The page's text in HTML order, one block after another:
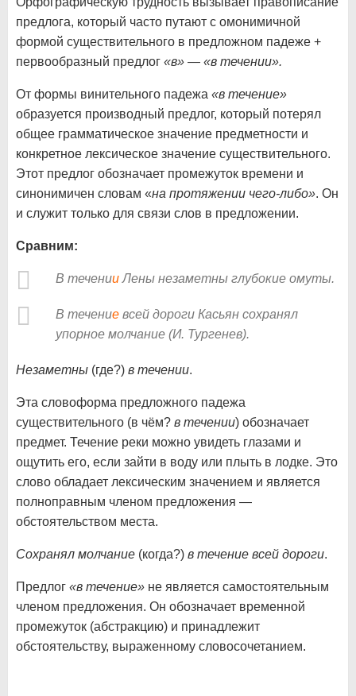
предлога, который часто путают с омонимичной
формой существительного в предложном падеже +
первообразный предлог «в» — «в течении».
От формы винительного падежа «в течение»
образуется производный предлог, который потерял
общее грамматическое значение предметности и
конкретное лексическое значение существительного.
Этот предлог обозначает промежуток времени и
синонимичен словам «на протяжении чего-либо». Он
и служит только для связи слов в предложении.
Сравним:
В течении Лены незаметны глубокие омуты.
В течение всей дороги Касьян сохранял
упорное молчание (И. Тургенев).
Незаметны (где?) в течении.
Эта словоформа предложного падежа
существительного (в чём? в течении) обозначает
предмет. Течение реки можно увидеть глазами и
ощутить его, если зайти в воду или плыть в лодке. Это
слово обладает лексическим значением и является
полноправным членом предложения —
обстоятельством места.
Сохранял молчание (когда?) в течение всей дороги.
Предлог «в течение» не является самостоятельным
членом предложения. Он обозначает временной
промежуток (абстракцию) и принадлежит
обстоятельству, выраженному словосочетанием.